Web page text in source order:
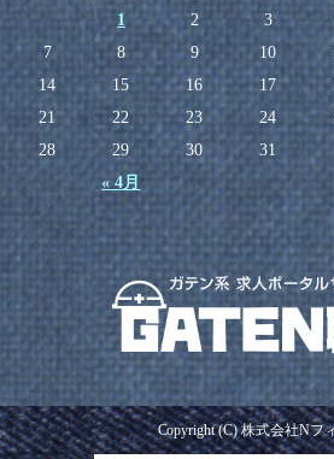
« 4月
1 2 3
7
8 9 10
14
15 16 17
21
22 23 24
28
29 30 31
Copyright (C) 株式会社Nフ